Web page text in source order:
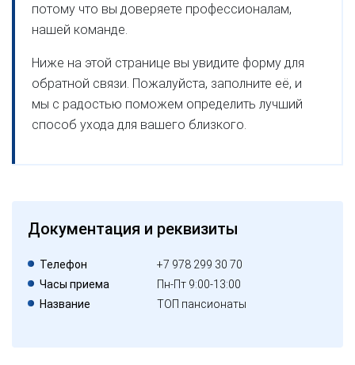
потому что вы доверяете профессионалам,
нашей команде.
Ниже на этой странице вы увидите форму для
обратной связи. Пожалуйста, заполните её, и
мы с радостью поможем определить лучший
способ ухода для вашего близкого.
Документация и реквизиты
Телефон
+7 978 299 30 70
Часы приема
Пн-Пт 9:00-13:00
Название
ТОП пансионаты